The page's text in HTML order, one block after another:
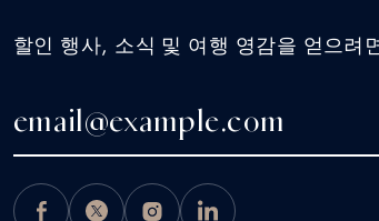
할인 행사, 소식 및 여행 영감을 얻으려